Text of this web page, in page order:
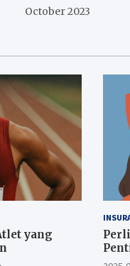
October 2023
yang